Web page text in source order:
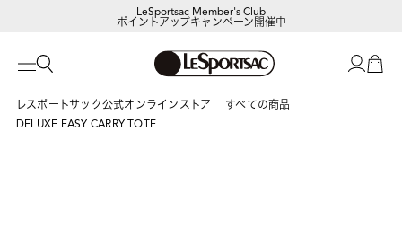
LeSportsac Member's Club
ポイントアップキャンペーン開催中
レスポートサック公式オンラインストア
すべての商品
DELUXE EASY CARRY TOTE